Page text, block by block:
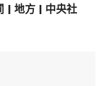
| 地方 | 中央社